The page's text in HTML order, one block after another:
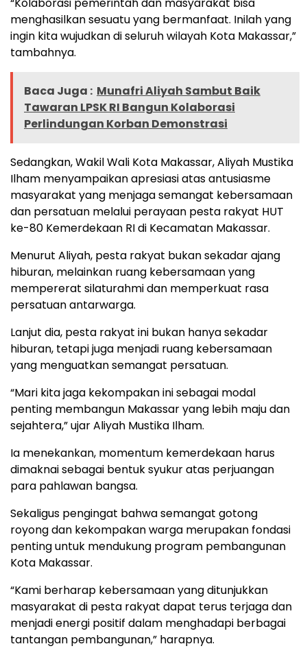
“Kolaborasi pemerintah dan masyarakat bisa
menghasilkan sesuatu yang bermanfaat. Inilah yang
ingin kita wujudkan di seluruh wilayah Kota Makassar,”
tambahnya.
Baca Juga : Munafri Aliyah Sambut Baik
Tawaran LPSK RI Bangun Kolaborasi
Perlindungan Korban Demonstrasi
Sedangkan, Wakil Wali Kota Makassar, Aliyah Mustika
Ilham menyampaikan apresiasi atas antusiasme
masyarakat yang menjaga semangat kebersamaan
dan persatuan melalui perayaan pesta rakyat HUT
ke-80 Kemerdekaan RI di Kecamatan Makassar.
Menurut Aliyah, pesta rakyat bukan sekadar ajang
hiburan, melainkan ruang kebersamaan yang
mempererat silaturahmi dan memperkuat rasa
persatuan antarwarga.
Lanjut dia, pesta rakyat ini bukan hanya sekadar
hiburan, tetapi juga menjadi ruang kebersamaan
yang menguatkan semangat persatuan.
“Mari kita jaga kekompakan ini sebagai modal
penting membangun Makassar yang lebih maju dan
sejahtera,” ujar Aliyah Mustika Ilham.
Ia menekankan, momentum kemerdekaan harus
dimaknai sebagai bentuk syukur atas perjuangan
para pahlawan bangsa.
Sekaligus pengingat bahwa semangat gotong
royong dan kekompakan warga merupakan fondasi
penting untuk mendukung program pembangunan
Kota Makassar.
“Kami berharap kebersamaan yang ditunjukkan
masyarakat di pesta rakyat dapat terus terjaga dan
menjadi energi positif dalam menghadapi berbagai
tantangan pembangunan,” harapnya.